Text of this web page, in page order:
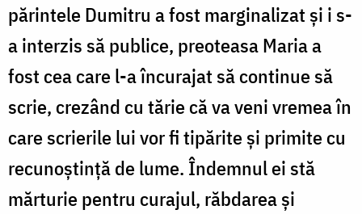
părintele Dumitru a fost marginalizat și i s-
a interzis să publice, preoteasa Maria a
fost cea care l-a încurajat să continue să
scrie, crezând cu tărie că va veni vremea în
care scrierile lui vor fi tipărite și primite cu
recunoștință de lume. Îndemnul ei stă
mărturie pentru curajul, răbdarea și